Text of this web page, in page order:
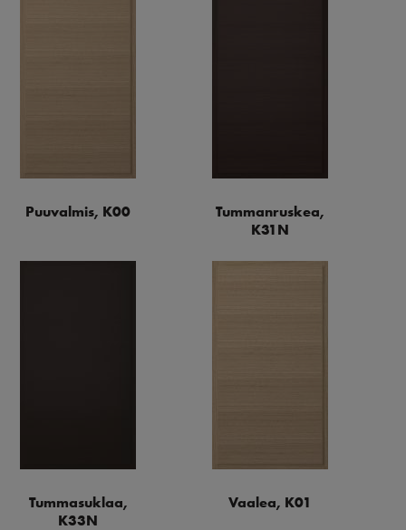
Puuvalmis, K00
Tummanruskea,
K31N
Tummasuklaa,
K33N
Vaalea, K01